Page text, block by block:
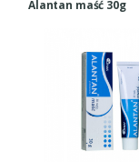
Alantan maść 30g